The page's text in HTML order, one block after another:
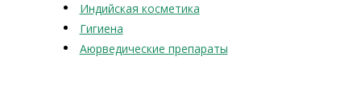
Индийская косметика
Гигиена
Аюрведические препараты